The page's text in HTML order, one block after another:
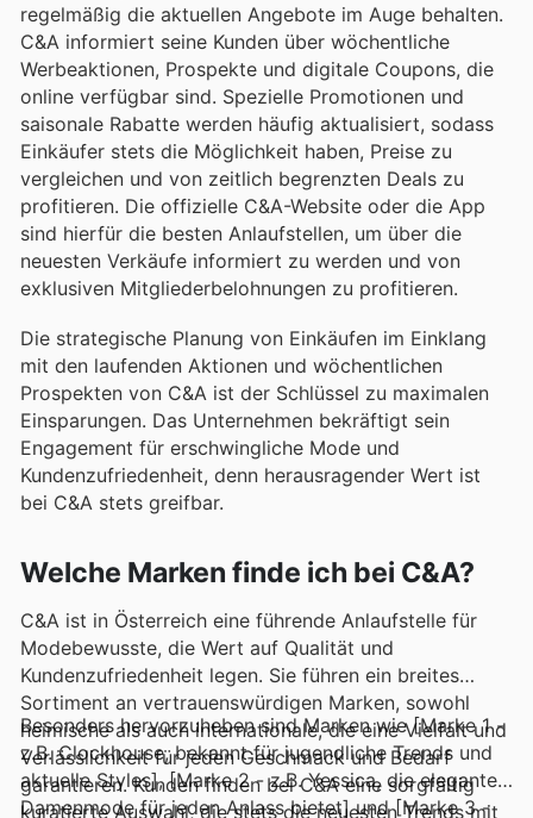
regelmäßig die aktuellen Angebote im Auge behalten.
C&A informiert seine Kunden über wöchentliche
Werbeaktionen, Prospekte und digitale Coupons, die
online verfügbar sind. Spezielle Promotionen und
saisonale Rabatte werden häufig aktualisiert, sodass
Einkäufer stets die Möglichkeit haben, Preise zu
vergleichen und von zeitlich begrenzten Deals zu
profitieren. Die offizielle C&A-Website oder die App
sind hierfür die besten Anlaufstellen, um über die
neuesten Verkäufe informiert zu werden und von
exklusiven Mitgliederbelohnungen zu profitieren.
Die strategische Planung von Einkäufen im Einklang
mit den laufenden Aktionen und wöchentlichen
Prospekten von C&A ist der Schlüssel zu maximalen
Einsparungen. Das Unternehmen bekräftigt sein
Engagement für erschwingliche Mode und
Kundenzufriedenheit, denn herausragender Wert ist
bei C&A stets greifbar.
Welche Marken finde ich bei C&A?
C&A ist in Österreich eine führende Anlaufstelle für
Modebewusste, die Wert auf Qualität und
Kundenzufriedenheit legen. Sie führen ein breites
Sortiment an vertrauenswürdigen Marken, sowohl
heimische als auch internationale, die eine Vielfalt und
Verlässlichkeit für jeden Geschmack und Bedarf
garantieren. Kunden finden bei C&A eine sorgfältig
kuratierte Auswahl, die stets die neuesten Trends mit
Besonders hervorzuheben sind Marken wie [Marke 1 -
z.B. Clockhouse, bekannt für jugendliche Trends und
aktuelle Styles], [Marke 2 - z.B. Yessica, die elegante
Damenmode für jeden Anlass bietet] und [Marke 3 -